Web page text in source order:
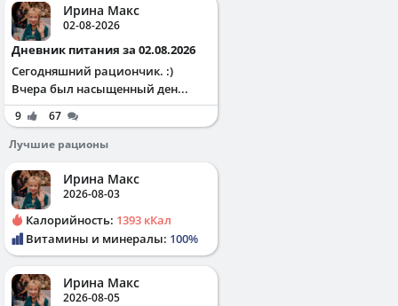
Ирина Макс
02-08-2026
Дневник питания за 02.08.2026
Сегодняшний рациончик. :)
Вчера был насыщенный ден...
9
67
Лучшие рационы
Ирина Макс
2026-08-03
Калорийность: 1393 кКал
Витамины и минералы: 100%
Ирина Макс
2026-08-05